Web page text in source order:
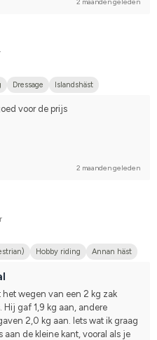
Dressage
Islandshäst
voor de prijs
2 maanden geleden
Hobby riding
Annan häst
het wegen van een 2 kg zak
gaf 1,9 kg aan, andere
2,0 kg aan. Iets wat ik graag
aan de kleine kant, vooral als je